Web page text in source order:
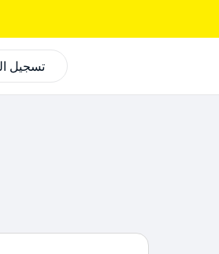
تسجيل